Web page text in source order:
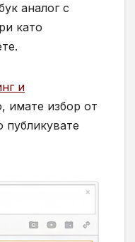
аналог с
като
и
имате избор от
публикувате